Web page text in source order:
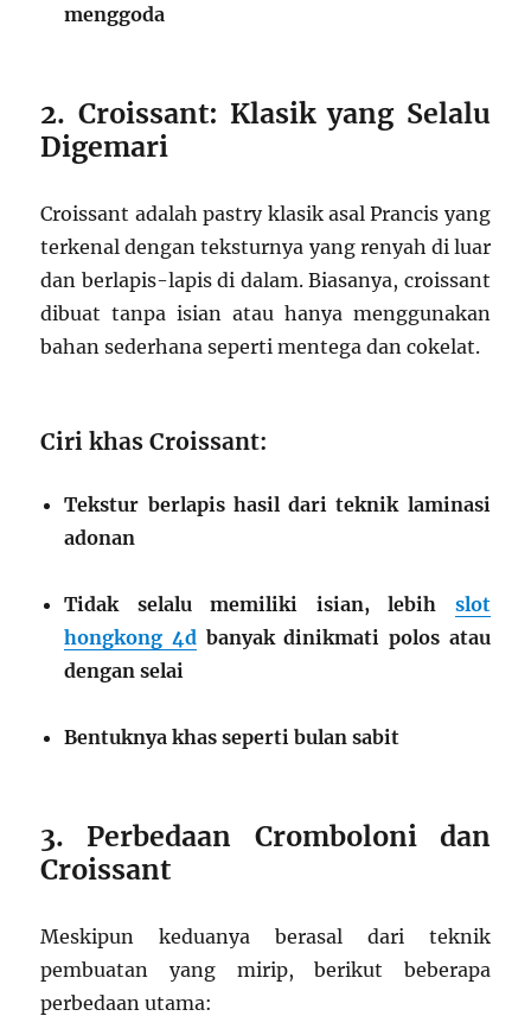
menggoda
2. Croissant: Klasik yang Selalu
Digemari
Croissant adalah pastry klasik asal Prancis yang
terkenal dengan teksturnya yang renyah di luar
dan berlapis-lapis di dalam. Biasanya, croissant
dibuat tanpa isian atau hanya menggunakan
bahan sederhana seperti mentega dan cokelat.
Ciri khas Croissant:
Tekstur berlapis hasil dari teknik laminasi
adonan
Tidak selalu memiliki isian, lebih slot
hongkong 4d banyak dinikmati polos atau
dengan selai
Bentuknya khas seperti bulan sabit
3. Perbedaan Cromboloni dan
Croissant
Meskipun keduanya berasal dari teknik
pembuatan yang mirip, berikut beberapa
perbedaan utama: